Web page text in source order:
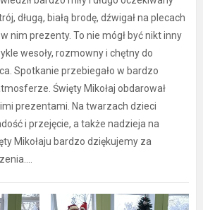
długą, białą brodę, dźwigał na plecach
nim prezenty. To nie mógł być nikt inny
wesoły, rozmowny i chętny do
Spotkanie przebiegało w bardzo
Święty Mikołaj obdarował
prezentami. Na twarzach dzieci
i przejęcie, a także nadzieja na
Mikołaju bardzo dziękujemy za